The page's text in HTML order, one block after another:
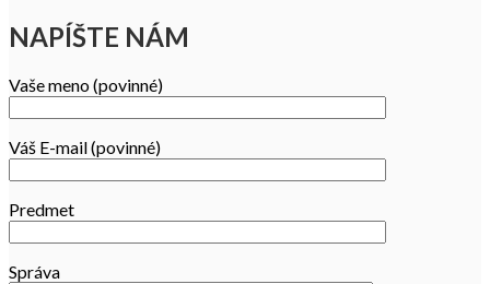
NAPÍŠTE NÁM
Vaše meno (povinné)
Váš E-mail (povinné)
Predmet
Správa